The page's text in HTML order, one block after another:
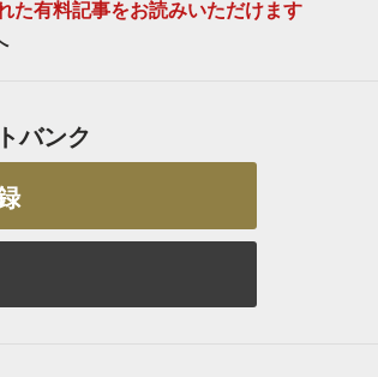
有料記事をお読みいただけます
バンク